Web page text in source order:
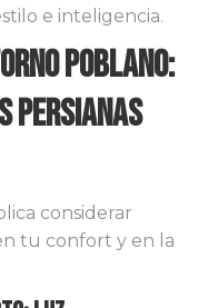
e inteligencia.
Poblano:
Persianas
considerar
tu confort y en la